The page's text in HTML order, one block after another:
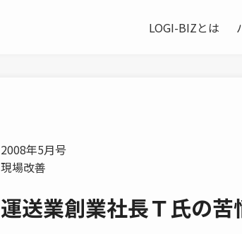
LOGI-BIZとは
2008年5月号
現場改善
運送業創業社長Ｔ氏の苦